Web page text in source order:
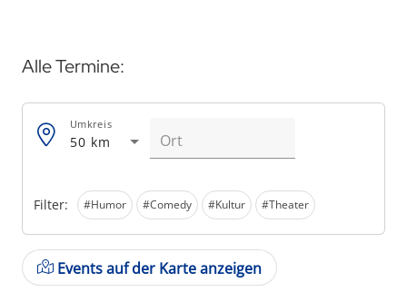
Alle Termine:
Filter: #Humor #Comedy #Kultur #Theater
50 km
Umkreis
Events auf der Karte anzeigen